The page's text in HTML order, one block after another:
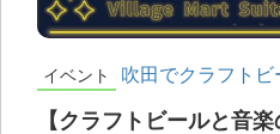
イベント 吹田でクラフトビ
【クラフトビールと音